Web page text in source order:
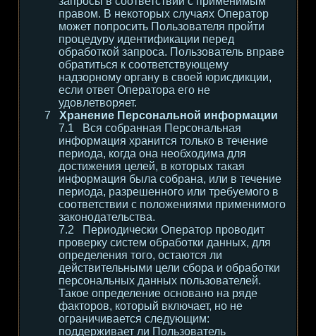
правом. В некоторых случаях Оператор
может попросить Пользователя пройти
процедуру идентификации перед
обработкой запроса. Пользователь вправе
обратиться к соответствующему
надзорному органу в своей юрисдикции,
если ответ Оператора его не
удовлетворяет.
Хранение Персональной информации
Вся собранная Персональная
информация хранится только в течение
периода, когда она необходима для
достижения целей, в которых такая
информация была собрана, или в течение
периода, разрешенного или требуемого в
соответствии с положениями применимого
законодательства.
Периодически Оператор проводит
проверку систем обработки данных, для
определения того, остаются ли
действительными цели сбора и обработки
персональных данных пользователей.
Такое определение основано на ряде
факторов, который включает, но не
ограничивается следующим:
поддерживает ли Пользователь